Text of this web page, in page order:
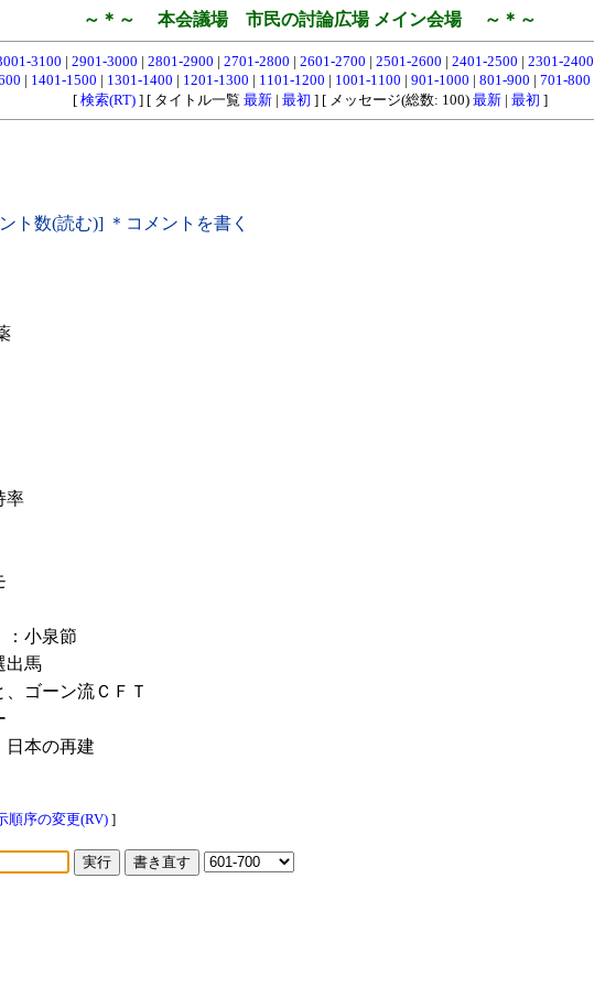
～＊～ 本会議場 市民の討論広場 メイン会場 ～＊～
3100 | 2901-3000 | 2801-2900 | 2701-2800 | 2601-2700 | 2501-2600 | 2401-2500 | 2301-2400
| 1401-1500 | 1301-1400 | 1201-1300 | 1101-1200 | 1001-1100 | 901-1000 | 801-900 | 701-800
[ 検索(RT)] [ タイトル一覧 最新| 最初 ] [ メッセージ(総数: 100) 最新| 最初 ]
ト数(読む)] ＊コメントを書く
率
：小泉節
出馬
ゴーン流ＣＦＴ
日本の再建
順序の変更(RV) ]